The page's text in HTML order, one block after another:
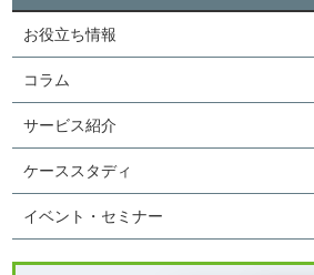
お役立ち情報
コラム
サービス紹介
ケーススタディ
イベント・セミナー